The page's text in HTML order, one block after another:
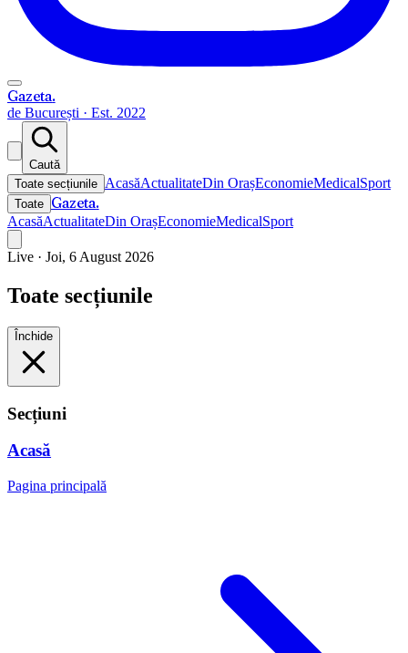
Gazeta.
de București · Est. 2022
Caută
Toate secțiunile AcasăActualitateDin OrașEconomieMedicalSport
Toate Gazeta.
AcasăActualitateDin OrașEconomieMedicalSport
Live · Joi, 6 August 2026
Toate secțiunile
Închide
Secțiuni
Acasă
Pagina principală